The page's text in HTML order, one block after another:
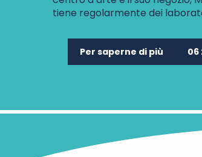
tiene regolarmente dei
Per saperne di più 06